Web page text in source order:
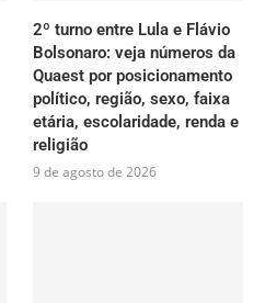
2º turno entre Lula e Flávio
Bolsonaro: veja números da
Quaest por posicionamento
político, região, sexo, faixa
etária, escolaridade, renda e
religião
9 de agosto de 2026